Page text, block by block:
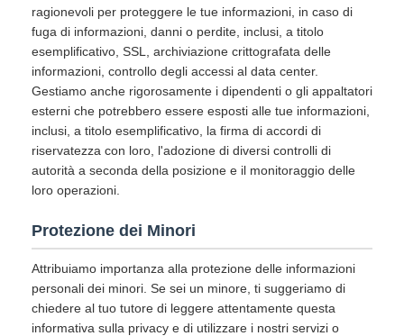
ragionevoli per proteggere le tue informazioni, in caso di
fuga di informazioni, danni o perdite, inclusi, a titolo
esemplificativo, SSL, archiviazione crittografata delle
informazioni, controllo degli accessi al data center.
Gestiamo anche rigorosamente i dipendenti o gli appaltatori
esterni che potrebbero essere esposti alle tue informazioni,
inclusi, a titolo esemplificativo, la firma di accordi di
riservatezza con loro, l'adozione di diversi controlli di
autorità a seconda della posizione e il monitoraggio delle
loro operazioni.
Protezione dei Minori
Attribuiamo importanza alla protezione delle informazioni
personali dei minori. Se sei un minore, ti suggeriamo di
chiedere al tuo tutore di leggere attentamente questa
informativa sulla privacy e di utilizzare i nostri servizi o